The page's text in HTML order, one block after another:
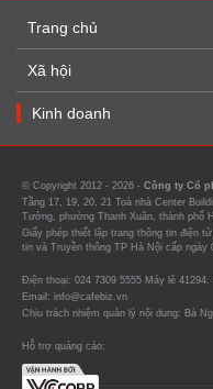
Trang chủ
Xã hội
Kinh doanh
© Copyright 2012 - 2026 - Công ty Cổ
Tầng 17, 19, 20, 21 Toà nhà Center
Tưởng, phường Thanh Xuân, thành phố
Giấy phép thiết lập trang thông tin điện
tin và Truyền thông TP Hà Nội cấp ngày
Điện thoại: 024 7309 5555 Máy lẻ 41294.
Email: info@cafebiz.vn
Chịu trách nhiệm quản lý nội dung: Bà
Hỗ trợ quảng cáo: